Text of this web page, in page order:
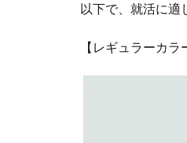
以下で、就活に適
【レギュラーカラ